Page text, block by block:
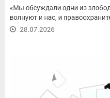
«Мы обсуждали одни из
волнуют и нас, и
28.07.2026